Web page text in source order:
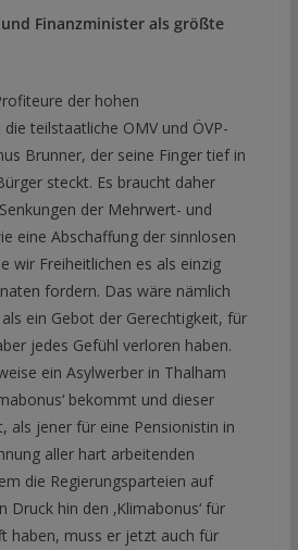
Finanzminister als größte
der hohen
teilstaatliche OMV und ÖVP-
Brunner, der seine Finger tief in
steckt. Es braucht daher
der Mehrwert- und
eine Abschaffung der sinnlosen
wir Freiheitlichen es als einzig
fordern. Das wäre nämlich
ein Gebot der Gerechtigkeit, für
jedes Gefühl verloren haben.
ein Asylwerber in Thalham
bekommt und dieser
als jener für eine Pensionistin in
aller hart arbeitenden
die Regierungsparteien auf
Druck hin den ‚Klimabonus‘ für
haben, muss er jetzt auch für